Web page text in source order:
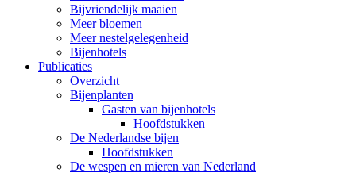
Bijvriendelijk maaien
Meer bloemen
Meer nestelgelegenheid
Bijenhotels
Publicaties
Overzicht
Bijenplanten
Gasten van bijenhotels
Hoofdstukken
De Nederlandse bijen
Hoofdstukken
De wespen en mieren van Nederland